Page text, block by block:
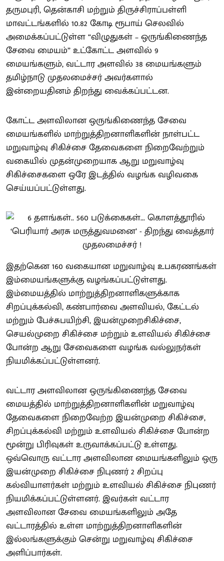
தருமபுரி, தென்காசி மற்றும் திருச்சிராப்பள்ளி
மாவட்டங்களில் 10.82 கோடி ரூபாய் செலவில்
அமைக்கப்பட்டுள்ள “விழுதுகள் – ஒருங்கிணைந்த
சேவை மையம்” உட்கோட்ட அளவில் 9
மையங்களும், வட்டார அளவில் 38 மையங்களும்
தமிழ்நாடு முதலமைச்சர் அவர்களால்
இன்றையதினம் திறந்து வைக்கப்பட்டன.
கோட்ட அளவிலான ஒருங்கிணைந்த சேவை
மையங்களில் மாற்றுத்திறனாளிகளின் நாள்பட்ட
மறுவாழ்வு சிகிச்சை தேவைகளை நிறைவேற்றும்
வகையில் முதன்முறையாக ஆறு மறுவாழ்வு
சிகிச்சைகளை ஒரே இடத்தில் வழங்க வழிவகை
செய்யப்பட்டுள்ளது.
இதற்கென 160 வகையான மறுவாழ்வு உபகரணங்கள்
இம்மையங்களுக்கு வழங்கப்பட்டுள்ளது.
இம்மையத்தில் மாற்றுத்திறனாளிகளுக்காக
சிறப்புக்கல்வி, கண்பார்வை அளவியல், கேட்டல்
மற்றும் பேச்சுபயிற்சி, இயன்முறைசிகிச்சை,
செயல்முறை சிகிச்சை மற்றும் உளவியல் சிகிச்சை
போன்ற ஆறு சேவைகளை வழங்க வல்லுநர்கள்
நியமிக்கப்பட்டுள்ளனர்.
வட்டார அளவிலான ஒருங்கிணைந்த சேவை
மையத்தில் மாற்றுத்திறனாளிகளின் மறுவாழ்வு
தேவைகளை நிறைவேற்ற இயன்முறை சிகிச்சை,
சிறப்புக்கல்வி மற்றும் உளவியல் சிகிச்சை போன்ற
மூன்று பிரிவுகள் உருவாக்கப்பட்டு உள்ளது.
ஒவ்வொரு வட்டார அளவிலான மையங்களிலும் ஒரு
இயன்முறை சிகிச்சை நிபுணர் 2 சிறப்பு
கல்வியாளர்கள் மற்றும் உளவியல் சிகிச்சை நிபுணர்
நியமிக்கப்பட்டுள்ளனர். இவர்கள் வட்டார
அளவிலான சேவை மையங்களிலும் அதே
வட்டாரத்தில் உள்ள மாற்றுத்திறனாளிகளின்
இல்லங்களுக்கும் சென்று மறுவாழ்வு சிகிச்சை
அளிப்பார்கள்.